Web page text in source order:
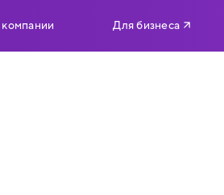
Для бизнеса